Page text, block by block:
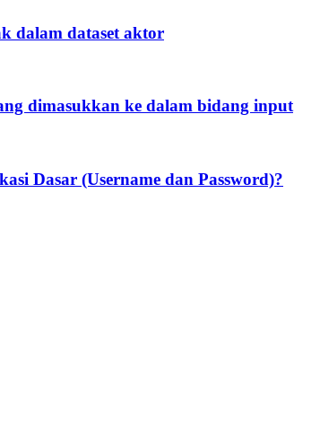
dalam dataset aktor
dimasukkan ke dalam bidang input
Dasar (Username dan Password)?